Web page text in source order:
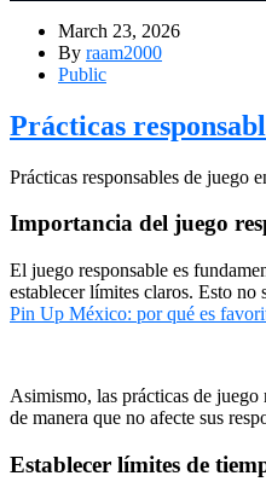
March 23, 2026
By raam2000
Public
Prácticas
Prácticas responsables de juego
Importancia del juego
El juego responsable es
establecer límites claros. Esto no
Pin Up México: por qué es
Asimismo, las prácticas de
de manera que no afecte sus
Establecer límites de